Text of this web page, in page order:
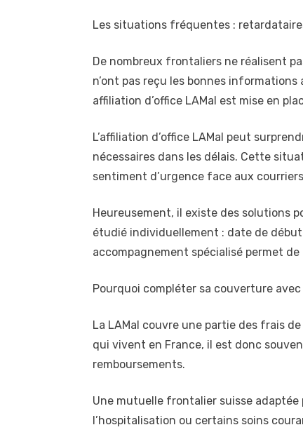
Les situations fréquentes :
De nombreux frontaliers ne réalisent
n’ont pas reçu les bonnes
affiliation d’office LAMal est mise en
L’affiliation d’office LAMal peut
nécessaires dans les délais. Cette
sentiment d’urgence face aux
Heureusement, il existe des solutions
étudié individuellement : date de
accompagnement spécialisé permet
Pourquoi compléter sa couverture
La LAMal couvre une partie des frais
qui vivent en France, il est donc
remboursements.
Une mutuelle frontalier suisse
l’hospitalisation ou certains soins